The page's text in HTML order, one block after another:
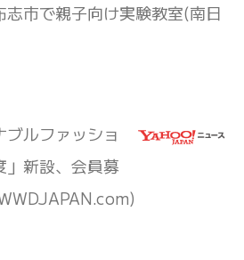
志市で親子向け実験教室(南日
ルファッショ
」新設、会員募